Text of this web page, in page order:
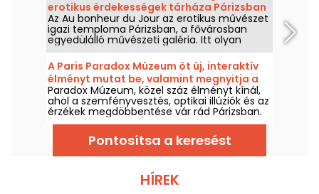
otthonosan mozoghatsz!
erotikus érdekességek tárháza Párizsban
Az Au bonheur du Jour az erotikus művészet
igazi temploma Párizsban, a fővárosban
egyedülálló művészeti galéria. Itt olyan
műveket fedezhet fel, amelyek a 19. és 20.
századi művészek vízióin keresztül mutatják
be a férfi és női test szépségét, valamint
néhány kortárs alkotást is.
A Paris Paradox Múzeum öt új, interaktív
élményt mutat be, valamint megnyitja a
Hans & Gretel Kávézót
Paradox Múzeum, közel száz élményt kínál,
ahol a szemfényvesztés, optikai illúziók és az
érzékek megdöbbentése vár rád Párizsban.
Felejthetetlen pillanat lesz, mikor
megcsapnak a csalafinta trükkök, és
szürreális képeket készíthetsz. Öt új,
interaktív játszma csatlakozott a már eddig
hogy próbára tedd érzékeidet! Ráadásként
egy vadonatúj, ultraízletes kávézó vár rád: a
Pontosítsa a keresést
HÍREK